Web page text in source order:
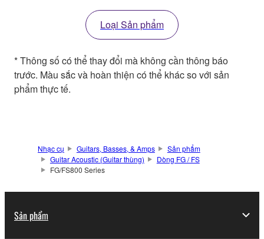
Loại Sản phẩm
* Thông số có thể thay đổi mà không cần thông báo
trước. Màu sắc và hoàn thiện có thể khác so với sản
phẩm thực tế.
Nhạc cụ Guitars, Basses, & Amps
Sản phẩm
Guitar Acoustic (Guitar thùng)
Dòng FG / FS
FG/FS800 Series
Sản phẩm